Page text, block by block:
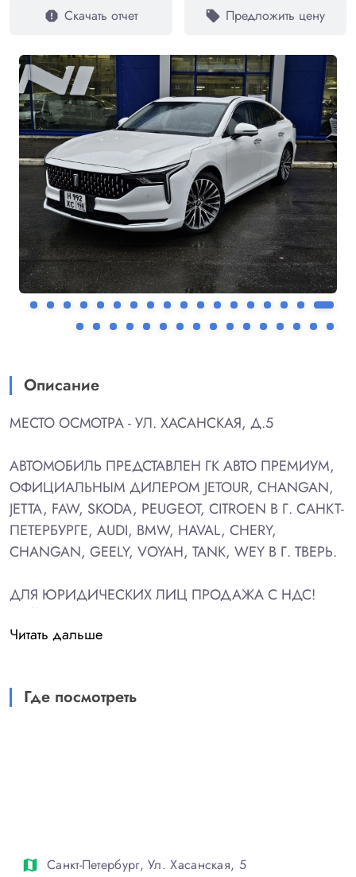
report Скачать отчет local_offer Предложить цену
Описание
МЕСТО ОСМОТРА - УЛ. ХАСАНСКАЯ, Д.5
АВТОМОБИЛЬ ПРЕДСТАВЛЕН ГК АВТО ПРЕМИУМ,
ОФИЦИАЛЬНЫМ ДИЛЕРОМ JETOUR, CHANGAN,
JETTA, FAW, SKODA, PEUGEOT, CITROEN В Г. САНКТ-
ПЕТЕРБУРГЕ, AUDI, BMW, HAVAL, CHERY,
CHANGAN, GEELY, VOYAH, TANK, WEY В Г. ТВЕРЬ.
ДЛЯ ЮРИДИЧЕСКИХ ЛИЦ ПРОДАЖА С НДС!
КРЕДИТНЫЕ ПРОГРАММЫ!
КОМПАНИИ И ИСПОЛЬЗОВАЛСЯ В РЕКЛАМНЫХ
Читать дальше
Где посмотреть
map Санкт-Петербург, Ул. Хасанская, 5